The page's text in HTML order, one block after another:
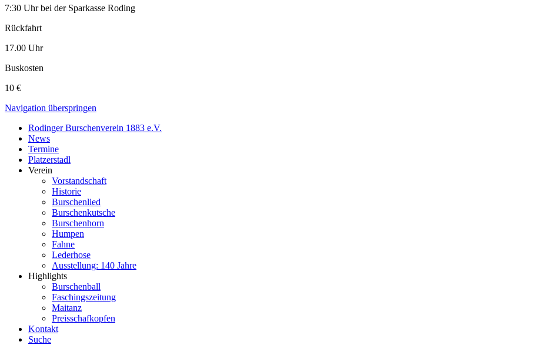
7:30 Uhr bei der Sparkasse Roding
Rückfahrt
17.00 Uhr
Buskosten
10 €
Navigation überspringen
Rodinger Burschenverein 1883 e.V.
News
Termine
Platzerstadl
Verein
Vorstandschaft
Historie
Burschenlied
Burschenkutsche
Burschenhorn
Humpen
Fahne
Lederhose
Ausstellung: 140 Jahre
Highlights
Burschenball
Faschingszeitung
Maitanz
Preisschafkopfen
Kontakt
Suche